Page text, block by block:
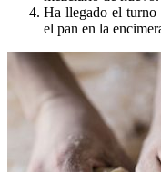
Ha llegado el turno
el pan en la